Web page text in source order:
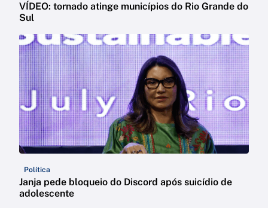
VÍDEO: tornado atinge municípios do Rio Grande do
Sul
Política
Janja pede bloqueio do Discord após suicídio de
adolescente